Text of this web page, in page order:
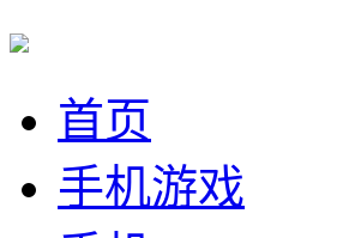
首页
手机游戏